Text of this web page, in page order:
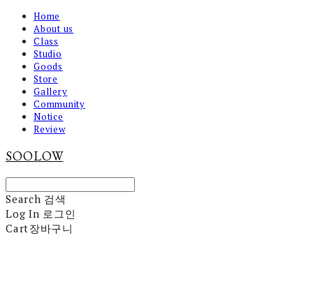
Home
About us
Class
Studio
Goods
Store
Gallery
Community
Notice
Review
SOOLOW
Search 검색
Log In 로그인
Cart장바구니